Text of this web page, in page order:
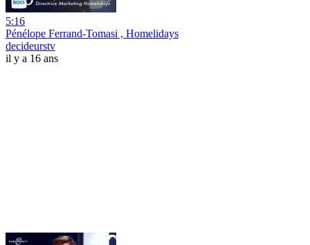
5:16
Pénélope Ferrand-Tomasi , Homelidays
decideurstv
il y a 16 ans